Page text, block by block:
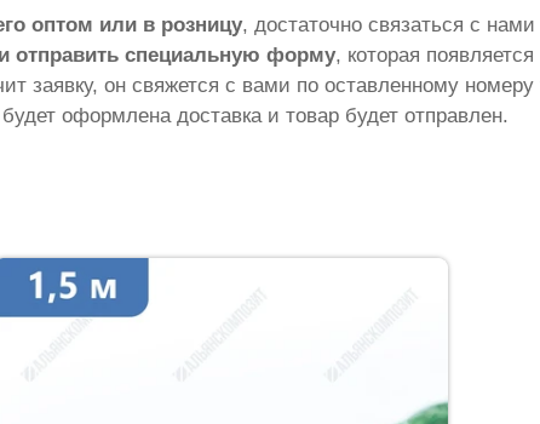
оптом или в розницу, достаточно связаться с
отправить специальную форму, которая
заявку, он свяжется с вами по оставленному
оформлена доставка и товар будет отправлен.